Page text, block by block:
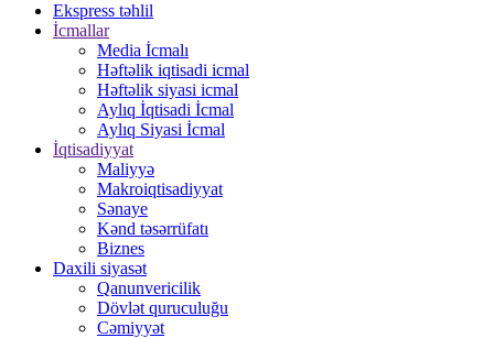
Ekspress təhlil
İcmallar
Media İcmalı
Həftəlik iqtisadi icmal
Həftəlik siyasi icmal
Aylıq İqtisadi İcmal
Aylıq Siyasi İcmal
İqtisadiyyat
Maliyyə
Makroiqtisadiyyat
Sənaye
Kənd təsərrüfatı
Biznes
Daxili siyasət
Qanunvericilik
Dövlət quruculuğu
Cəmiyyət